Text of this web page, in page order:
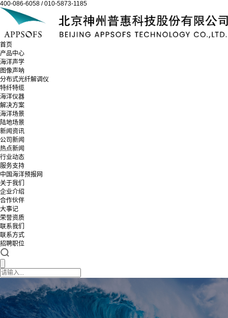
400-086-6058 / 010-5873-1185
首页
产品中心
海洋声学
图像声呐
分布式光纤解调仪
特纤特缆
海洋仪器
解决方案
海洋场景
陆地场景
新闻资讯
公司新闻
热点新闻
行业动态
服务支持
中国海洋预报网
关于我们
企业介绍
合作伙伴
大事记
荣誉资质
联系我们
联系方式
招聘职位